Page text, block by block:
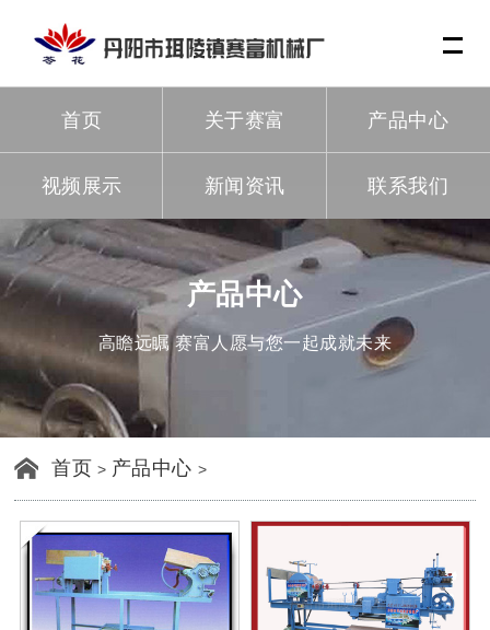
首页 关于赛富 产品中心
视频展示 新闻资讯 联系我们
产品中心
高瞻远瞩 赛富人愿与您一起成就未来
首页 > 产品中心>